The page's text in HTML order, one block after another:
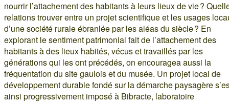
nourrir l’attachement des habitants à leurs lieux de vie ?
relations trouver entre un projet scientifique et les usages
d’une société rurale ébranlée par les aléas du siècle ? En
explorant le sentiment patrimonial fait de l’attachement des
habitants à des lieux habités, vécus et travaillés par les
générations qui les ont précédés, on encouragea aussi la
fréquentation du site gaulois et du musée. Un projet local de
développement durable fondé sur la démarche paysagère
ainsi progressivement imposé à Bibracte, laboratoire